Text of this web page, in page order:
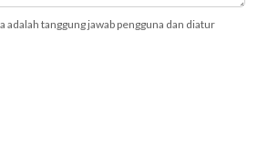
adalah tanggung jawab pengguna dan diatur